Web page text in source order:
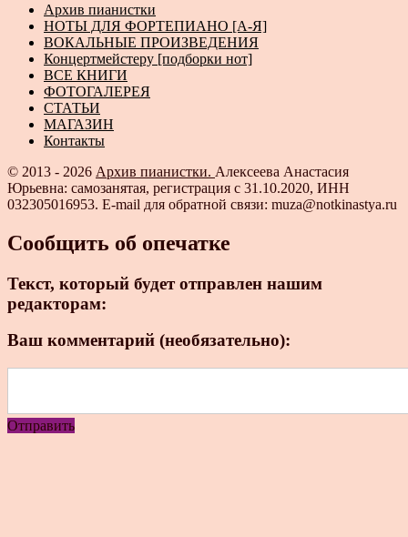
Архив пианистки
НОТЫ ДЛЯ ФОРТЕПИАНО [А-Я]
ВОКАЛЬНЫЕ ПРОИЗВЕДЕНИЯ
Концертмейстеру [подборки нот]
ВСЕ КНИГИ
ФОТОГАЛЕРЕЯ
СТАТЬИ
МАГАЗИН
Контакты
© 2013 - 2026 Архив пианистки. Алексеева Анастасия
Юрьевна: самозанятая, регистрация с 31.10.2020, ИНН
032305016953. E-mail для обратной связи: muza@notkinastya.ru
Сообщить об опечатке
Текст, который будет отправлен нашим
редакторам:
Ваш комментарий (необязательно):
Отправить